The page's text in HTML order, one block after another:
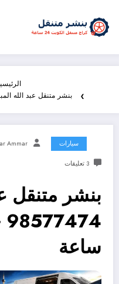
بنشر متنقل عبد الله المبارك 98577474 خدمة
سيارات Ammar
3 تعليقات
بنشر متنقل
ساعة